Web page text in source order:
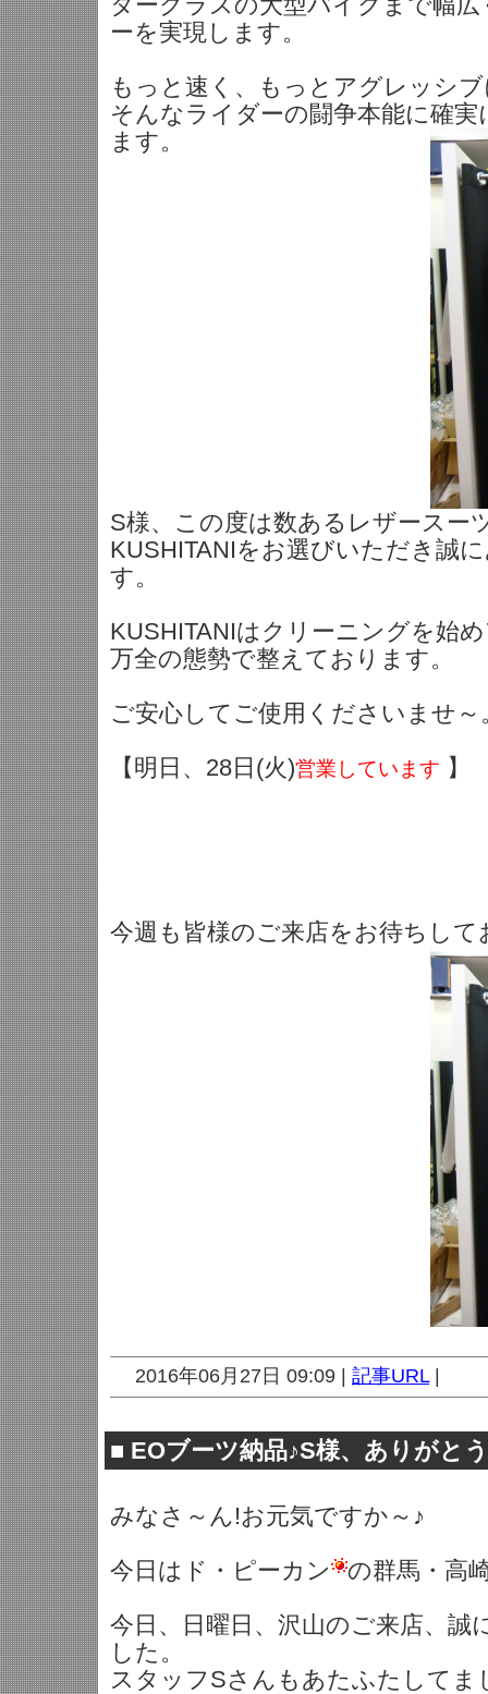
ーを実現します。
もっと速く、もっとアグレッシ
そんなライダーの闘争本能に確
ます。
S様、この度は数あるレザースー
KUSHITANIをお選びいただき誠
す。
KUSHITANIはクリーニングを始
万全の態勢で整えております。
ご安心してご使用くださいませ～
【明日、28日(火)営業しています 】
今週も皆様のご来店をお待ちして
2016年06月27日 09:09 | 記事URL|
■ EOブーツ納品♪S様、ありがと
みなさ～ん!お元気ですか～♪
今日はド・ピーカン
の群馬・高
今日、日曜日、沢山のご来店、誠
した。
スタッフSさんもあたふたしてま